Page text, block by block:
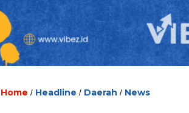
Home / Headline / Daerah / News